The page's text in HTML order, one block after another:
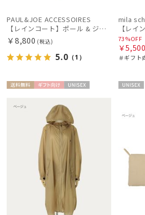
マフラー・ストール・スカーフ
手袋・アームカバー
その他
カラー
PAUL&JOE ACCESSOIRES
【レインコート】ポール & ジョー（PAUL & JOE ACCESSOIRES）クリザンテーム
￥8,800 (税込)
5.0 （1）
mila
73%OFF
￥5,500
＃ギフト
料
X